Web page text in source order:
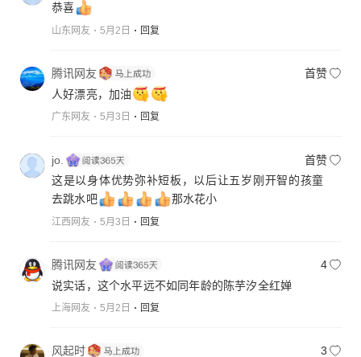
恭喜
山东网友 5月2日 回复
腾讯网友
首赞
人好漂亮，加油
广东网友 5月3日 回复
jo.
首赞
这是以身体优势弥补短板，以后让五岁刚开智的孩童
去跳水吧
那水花小
江西网友 5月3日 回复
腾讯网友
4
说实话，这个水平远不如同年龄的陈芋汐全红婵
上海网友 5月2日 回复
风起时
3